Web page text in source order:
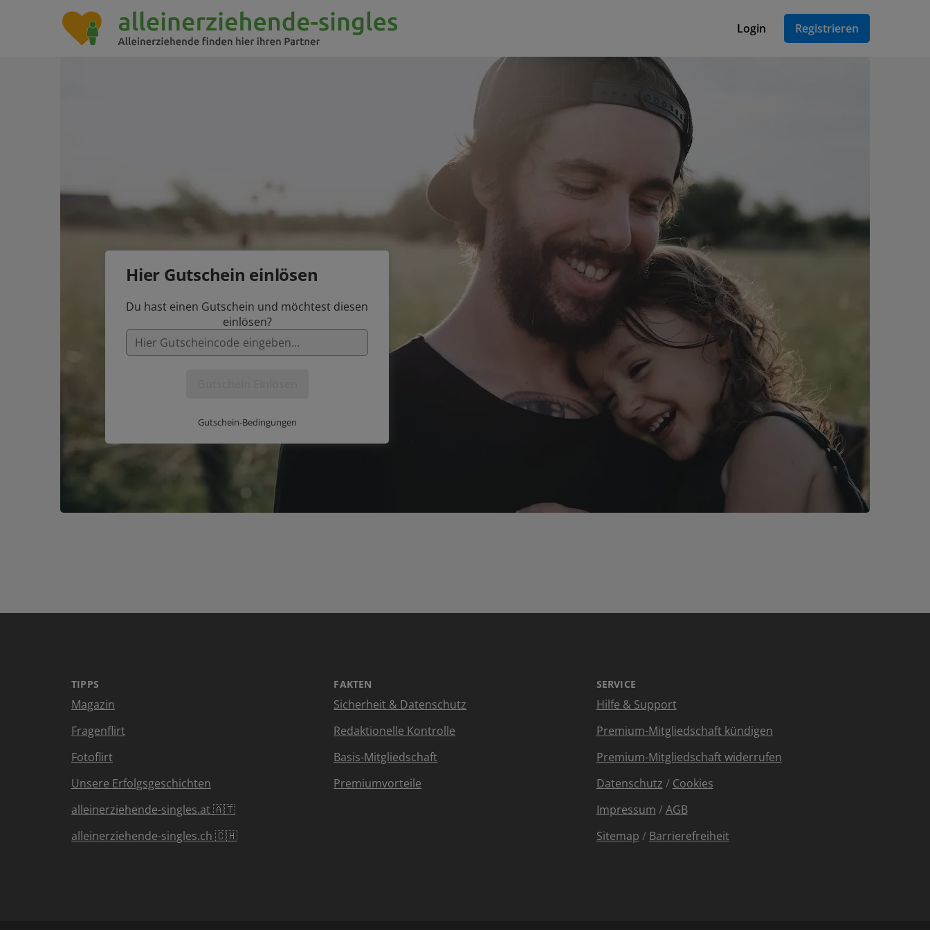
Login Registrieren
Hier Gutschein einlösen
Du hast einen Gutschein und möchtest diesen
einlösen?
Gutschein-Bedingungen
TIPPS
Magazin
Fragenflirt
Fotoflirt
Unsere Erfolgsgeschichten
alleinerziehende-singles.at 🇦🇹
alleinerziehende-singles.ch 🇨🇭
FAKTEN
Sicherheit & Datenschutz
Redaktionelle Kontrolle
Basis-Mitgliedschaft
Premiumvorteile
SERVICE
Hilfe & Support
Premium-Mitgliedschaft kündigen
Premium-Mitgliedschaft widerrufen
Datenschutz / Cookies
Impressum /AGB
Sitemap / Barrierefreiheit